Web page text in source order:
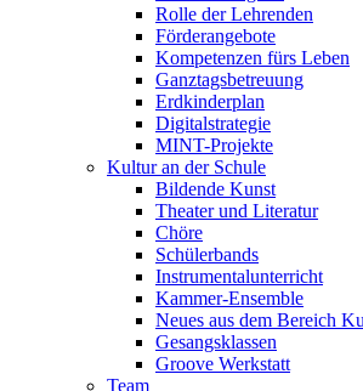
Rolle der Lehrenden
Förderangebote
Kompetenzen fürs Leben
Ganztagsbetreuung
Erdkinderplan
Digitalstrategie
MINT-Projekte
Kultur an der Schule
Bildende Kunst
Theater und Literatur
Chöre
Schülerbands
Instrumentalunterricht
Kammer-Ensemble
Neues aus dem Bereich
Gesangsklassen
Groove Werkstatt
Team